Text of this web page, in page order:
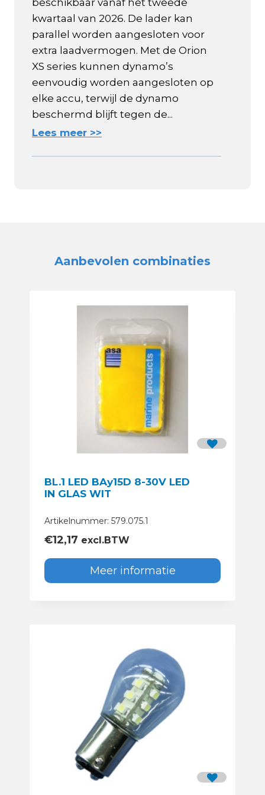
beschikbaar vanaf het tweede
kwartaal van 2026. De lader kan
parallel worden aangesloten voor
extra laadvermogen. Met de Orion
XS series kunnen dynamo’s
eenvoudig worden aangesloten op
elke accu, terwijl de dynamo
beschermd blijft tegen de...
Lees meer >>
Aanbevolen combinaties
BL.1 LED BAy15D 8-30V LED
IN GLAS WIT
Artikelnummer: 579.075.1
€12,17 excl.BTW
Meer informatie